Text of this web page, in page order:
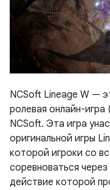
NCSoft Lineage W —
ролевая онлайн-игра
NCSoft. Эта игра
оригинальной игры
которой игроки со
соревноваться
действие которой